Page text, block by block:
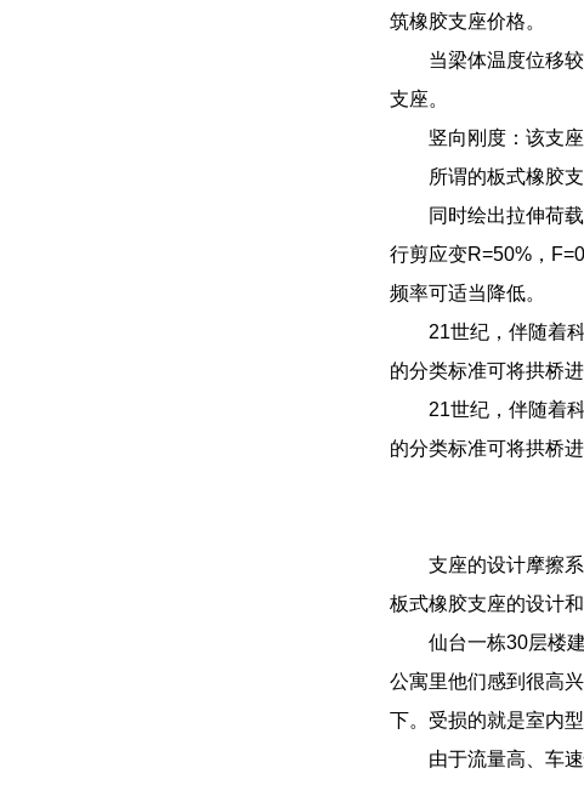
筑橡胶支座价格。
当梁体温度位移
支座。
竖向刚度：该支
所谓的板式橡胶
同时绘出拉伸荷
行剪应变R=50%，
频率可适当降低。
21世纪，伴随着
的分类标准可将拱桥进
21世纪，伴随着
的分类标准可将拱桥进
支座的设计摩擦
板式橡胶支座的设计
仙台一栋30层楼
公寓里他们感到很高
下。受损的就是室内
由于流量高、车